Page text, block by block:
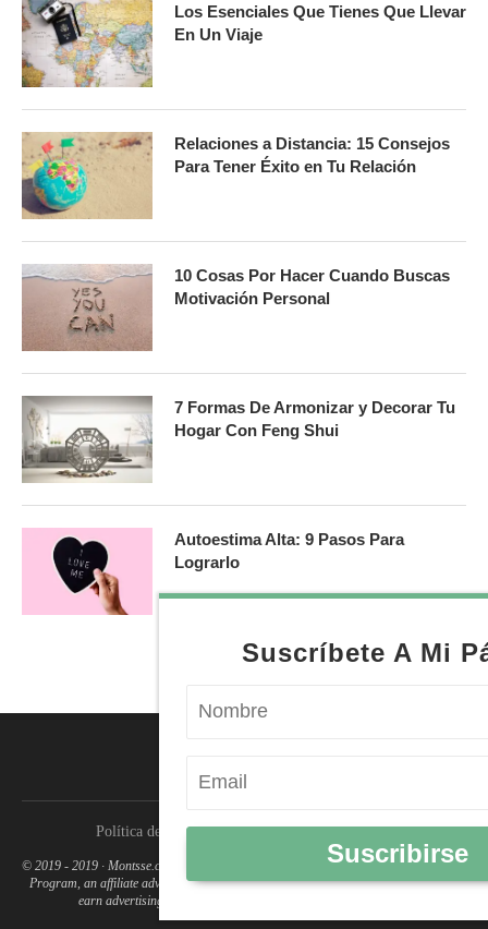
Suscríbete A Mi Página
X
Los Esenciales Que Tienes Que Llevar
En Un Viaje
Relaciones a Distancia: 15 Consejos
Para Tener Éxito en Tu Relación
10 Cosas Por Hacer Cuando Buscas
Motivación Personal
7 Formas De Armonizar y Decorar Tu
Hogar Con Feng Shui
Autoestima Alta: 9 Pasos Para
Lograrlo
Política de Devulgación Política de Privacidad
© 2019 - 2019 · Montsse.com is a participant in the Amazon Services LLC Associates
Program, an affiliate advertising program designed to provide a means for sites to
earn advertising fees by advertising and linking to amazon.com.